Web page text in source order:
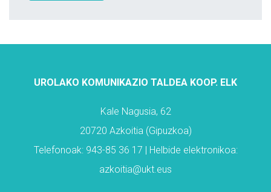
UROLAKO KOMUNIKAZIO TALDEA KOOP. ELK
Kale Nagusia, 62
20720 Azkoitia (Gipuzkoa)
Telefonoak: 943-85 36 17 | Helbide elektronikoa:
azkoitia@ukt.eus